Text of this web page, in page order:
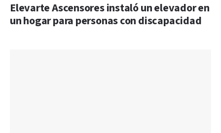
Elevarte Ascensores instaló un elevador en
un hogar para personas con discapacidad